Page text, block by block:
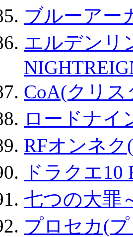
ブルーアー
エルデンリ
CoA(クリ
ロードナイ
RFオンネ
ドラクエ10
七つの大罪
プロセカ(